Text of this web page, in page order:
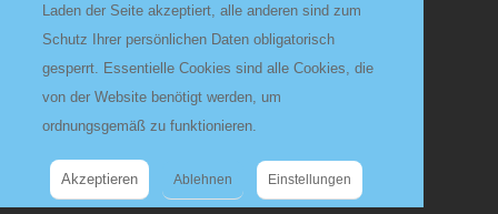
Laden der Seite akzeptiert, alle anderen sind zum
Schutz Ihrer persönlichen Daten obligatorisch
gesperrt. Essentielle Cookies sind alle Cookies, die
von der Website benötigt werden, um
ordnungsgemäß zu funktionieren.
Akzeptieren Ablehnen Einstellungen